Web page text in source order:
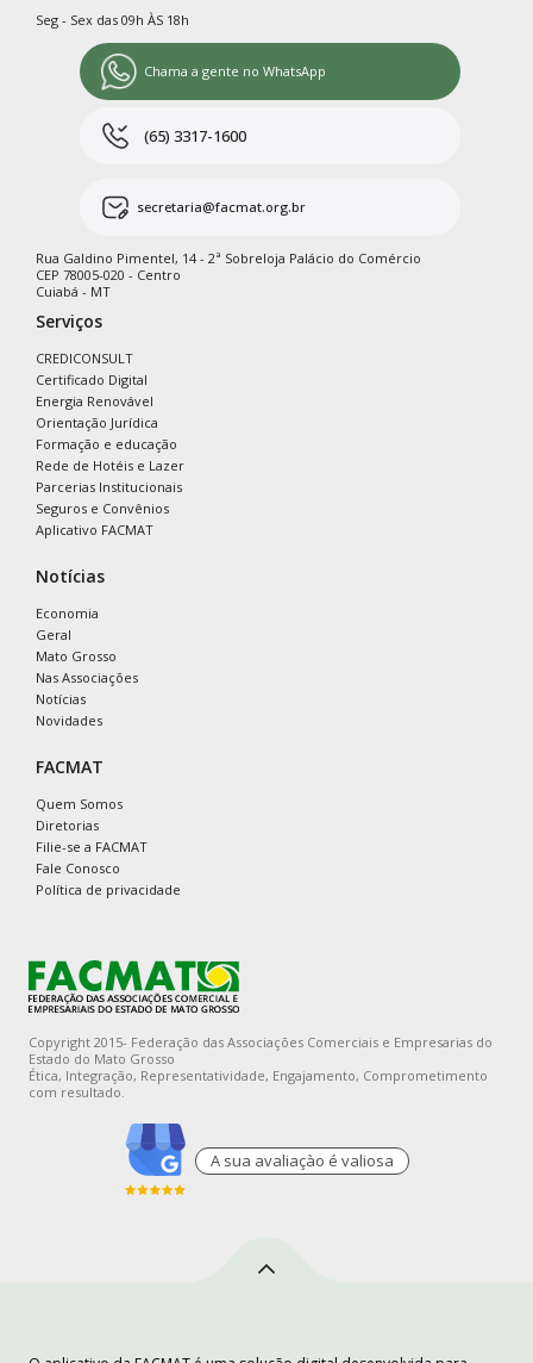
Seg - Sex das 09h ÀS 18h
Chama a gente no WhatsApp
(65) 3317-1600
secretaria@facmat.org.br
Rua Galdino Pimentel, 14 - 2ª Sobreloja Palácio do Comércio
CEP 78005-020 - Centro
Cuiabá - MT
Serviços
CREDICONSULT
Certificado Digital
Energia Renovável
Orientação Jurídica
Formação e educação
Rede de Hotéis e Lazer
Parcerias Institucionais
Seguros e Convênios
Aplicativo FACMAT
Notícias
Economia
Geral
Mato Grosso
Nas Associações
Notícias
Novidades
FACMAT
Quem Somos
Diretorias
Filie-se a FACMAT
Fale Conosco
Política de privacidade
Copyright 2015- Federação das Associações Comerciais e Empresarias do
Estado do Mato Grosso
Ética, Integração, Representatividade, Engajamento, Comprometimento
com resultado.
A sua avaliaçào é valiosa